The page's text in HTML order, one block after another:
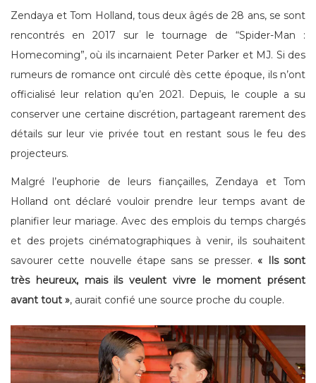
Zendaya et Tom Holland, tous deux âgés de 28 ans, se sont
rencontrés en 2017 sur le tournage de “Spider-Man :
Homecoming”, où ils incarnaient Peter Parker et MJ. Si des
rumeurs de romance ont circulé dès cette époque, ils n’ont
officialisé leur relation qu’en 2021. Depuis, le couple a su
conserver une certaine discrétion, partageant rarement des
détails sur leur vie privée tout en restant sous le feu des
projecteurs.
Malgré l’euphorie de leurs fiançailles, Zendaya et Tom
Holland ont déclaré vouloir prendre leur temps avant de
planifier leur mariage. Avec des emplois du temps chargés
et des projets cinématographiques à venir, ils souhaitent
savourer cette nouvelle étape sans se presser.« Ils sont
très heureux, mais ils veulent vivre le moment présent
avant tout », aurait confié une source proche du couple.